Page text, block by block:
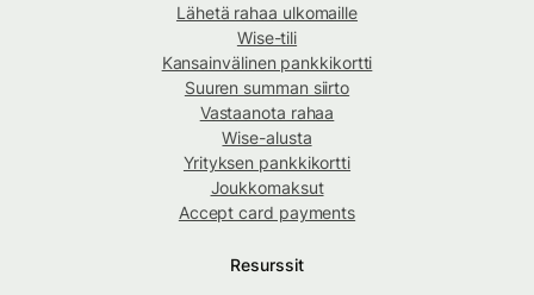
Lähetä rahaa ulkomaille
Wise-tili
Kansainvälinen pankkikortti
Suuren summan siirto
Vastaanota rahaa
Wise-alusta
Yrityksen pankkikortti
Joukkomaksut
Accept card payments
Resurssit